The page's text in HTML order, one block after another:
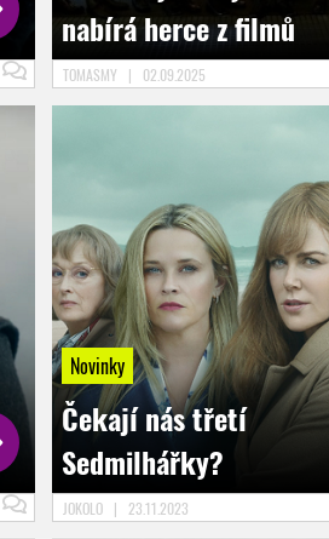
nabírá herce z filmů
TOMASMY | 02.09.2025
Novinky
Čekají nás třetí
Sedmilhářky?
JOKOLO | 23.11.2023